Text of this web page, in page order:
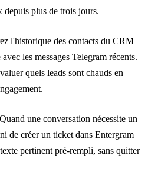
depuis plus de trois jours.
l'historique des contacts du CRM
les messages Telegram récents.
quels leads sont chauds en
une conversation nécessite un
de créer un ticket dans Entergram
pertinent pré-rempli, sans quitter